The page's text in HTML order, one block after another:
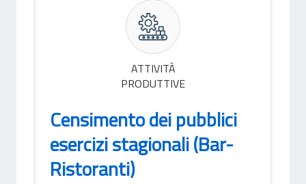
ATTIVITÀ
PRODUTTIVE
Censimento dei pubblici
esercizi stagionali (Bar-
Ristoranti)